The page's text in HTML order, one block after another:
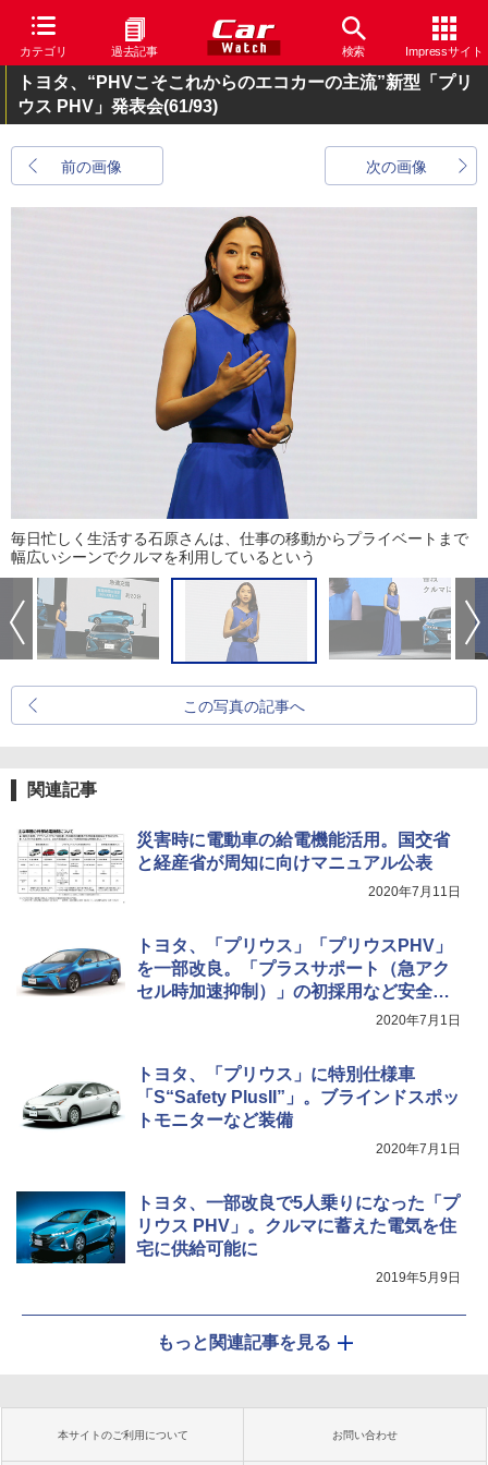
カテゴリ 過去記事 検索 Impressサイト
トヨタ、“PHVこそこれからのエコカーの主流”新型「プリ
ウス PHV」発表会(61/93)
前の画像 次の画像
毎日忙しく生活する石原さんは、仕事の移動からプライベートまで
幅広いシーンでクルマを利用しているという
この写真の記事へ
関連記事
災害時に電動車の給電機能活用。国交省
と経産省が周知に向けマニュアル公表
2020年7月11日
トヨタ、「プリウス」「プリウスPHV」
を一部改良。「プラスサポート（急アク
セル時加速抑制）」の初採用など安全装
2020年7月1日
トヨタ、「プリウス」に特別仕様車
「S“Safety PlusII”」。ブラインドスポッ
トモニターなど装備
2020年7月1日
トヨタ、一部改良で5人乗りになった「プ
リウス PHV」。クルマに蓄えた電気を住
宅に供給可能に
2019年5月9日
もっと関連記事を見る
本サイトのご利用について お問い合わせ